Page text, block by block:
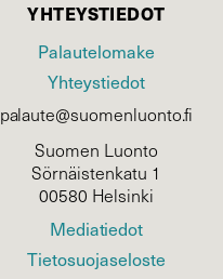
YHTEYSTIEDOT
Palautelomake
Yhteystiedot
palaute@suomenluonto.fi
Suomen Luonto
Sörnäistenkatu 1
00580 Helsinki
Mediatiedot
Tietosuojaseloste